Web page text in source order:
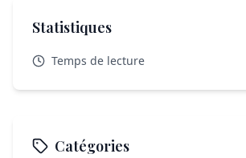
l’oral ?
Existe-t-il des exceptions à la règle ?
Statistiques
Temps de lecture
Catégories